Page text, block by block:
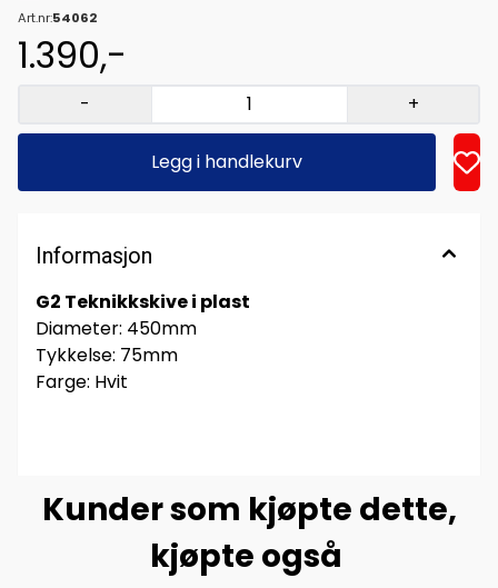
Art.nr:54062
1.390,-
- +
Legg i handlekurv
Informasjon
G2 Teknikkskive i plast
Diameter: 450mm
Tykkelse: 75mm
Farge: Hvit
Kunder som kjøpte dette,
kjøpte også